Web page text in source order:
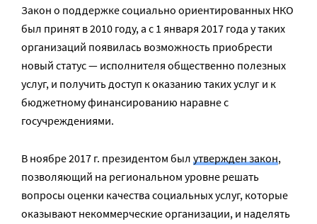
Закон о поддержке социально ориентированных НКО
был принят в 2010 году, а с 1 января 2017 года у таких
организаций появилась возможность приобрести
новый статус — исполнителя общественно полезных
услуг, и получить доступ к оказанию таких услуг и к
бюджетному финансированию наравне с
госучреждениями.
В ноябре 2017 г. президентом был утвержден закон,
позволяющий на региональном уровне решать
вопросы оценки качества социальных услуг, которые
оказывают некоммерческие организации, и наделять